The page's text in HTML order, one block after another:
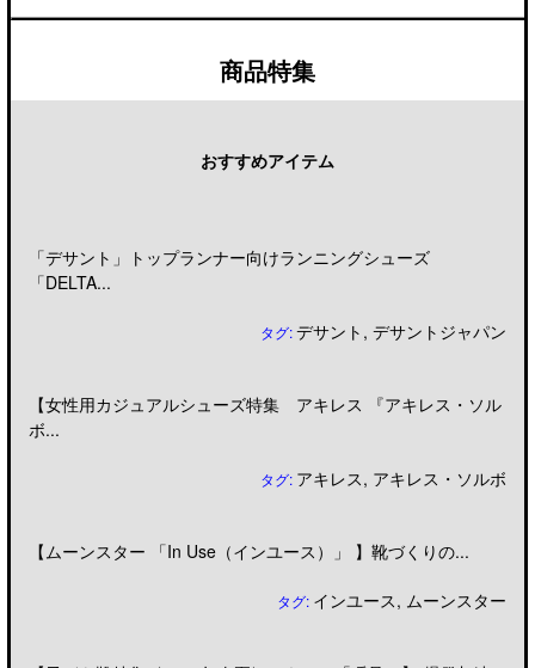
商品特集
おすすめアイテム
「デサント」トップランナー向けランニングシューズ
「DELTA...
タグ:デサント ,デサントジャパン
【女性用カジュアルシューズ特集 アキレス 『アキレス・ソル
ボ...
タグ: アキレス, アキレス・ソルボ
【ムーンスター 「In Use（インユース）」 】靴づくりの...
タグ: インユース, ムーンスター